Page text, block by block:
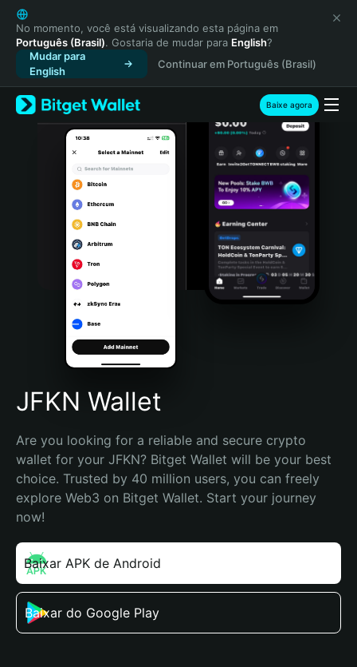
English
日本語
Tiếng Việt
Русский
Español (Latinoamérica)
Türkçe
Italiano
Português (Portugal)
Bahasa Indonesia
Português (Brasil)
Español (Argentina)
No momento, você está visualizando esta página em
Português (Brasil). Gostaria de mudar para English?
Mudar para
English
Continuar em Português (Brasil)
Baixe agora
JFKN Wallet
Are you looking for a reliable and secure crypto
wallet for your JFKN? Bitget Wallet will be your best
choice. Trusted by 40 million users, you can freely
explore Web3 on Bitget Wallet. Start your journey
now!
Baixar APK de Android
Baixar do Google Play